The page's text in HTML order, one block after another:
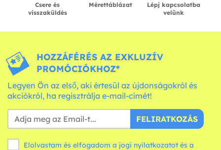
Csere és
visszaküldés
Mérettáblázat
Lépj kapcsolatba
velünk
HOZZÁFÉRÉS AZ EXKLUZÍV
PROMÓCIÓKHOZ*
Legyen Ön az első, aki értesül az újdonságokról és
akciókról, ha regisztrálja e-mail-címét!
FELIRATKOZÁS
Elolvastam és elfogadom a jogi nyilatkozatot és a